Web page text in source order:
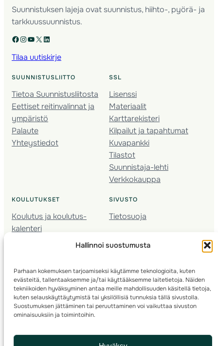
Hallinnoi suostumusta
Parhaan kokemuksen tarjoamiseksi käytämme teknologioita, kuten
evästeitä, tallentaaksemme ja/tai käyttääksemme laitetietoja. Näiden
tekniikoiden hyväksyminen antaa meille mahdollisuuden käsitellä tietoja,
kuten selauskäyttäytymistä tai yksilöllisiä tunnuksia tällä sivustolla.
Suostumuksen jättäminen tai peruuttaminen voi vaikuttaa sivuston
ominaisuuksiin ja toimintoihin.
Suunnistuksen lajeja ovat suunnistus, hiihto-, pyörä- ja
tarkkuussuunnistus.
Facebook Instagram YouTube X LinkedIn
Tilaa uutiskirje
SUUNNISTUSLIITTO
Tietoa Suunnistusliitosta
Eettiset reitinvalinnat ja
ympäristö
Palaute
Yhteystiedot
SSL
Lisenssi
Materiaalit
Karttarekisteri
Kilpailut ja tapahtumat
Kuvapankki
Tilastot
Suunnistaja-lehti
Verkkokauppa
KOULUTUKSET
Koulutus ja koulutus­
kalenteri
Nuorison koulutukset
Kartoitus
Ratamestari
SIVUSTO
Tietosuoja
© 2025 ·Suomen Suunnistusliitto· Valimotie 10, 00380 Helsinki, Finland
info(a)suunnistusliitto.fi,Rastilipun asiat: rastilippu(a)suunnistusliitto.fi